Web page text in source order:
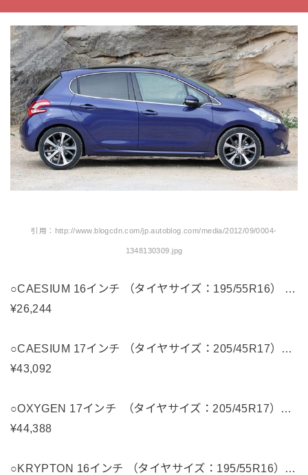
引用：http://www.blogcdn.com/jp.autoblog.com/media/2012/09/0004-
1348130309.jpg
○CAESIUM 16インチ （タイヤサイズ：195/55R16） …
¥26,244
○CAESIUM 17インチ （タイヤサイズ：205/45R17）…
¥43,092
○OXYGEN 17インチ （タイヤサイズ：205/45R17）…
¥44,388
○KRYPTON 16インチ （タイヤサイズ：195/55R16）…